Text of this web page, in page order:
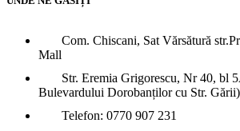
Com. Chiscani, Sat Vărsătură
Mall
Str. Eremia Grigorescu, Nr 40, bl
Bulevardului Dorobanților cu Str.
Telefon: 0770 907 231